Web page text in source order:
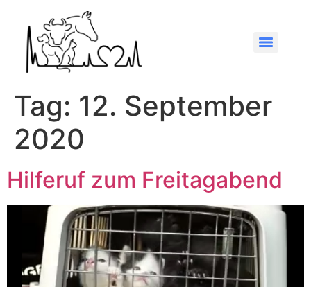
Tag: 12. September
2020
Hilferuf zum Freitagabend